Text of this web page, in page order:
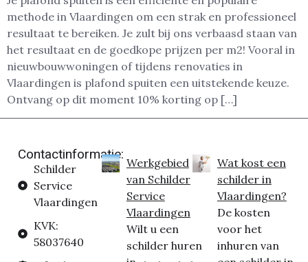
methode in Vlaardingen om een strak en professioneel
resultaat te bereiken. Je zult bij ons verbaasd staan van
het resultaat en de goedkope prijzen per m2! Vooral in
nieuwbouwwoningen of tijdens renovaties in
Vlaardingen is plafond spuiten een uitstekende keuze.
Ontvang op dit moment 10% korting op […]
Contactinformatie:
Schilder
Service
Vlaardingen
KVK:
58037640
Werkgebied
van Schilder
Service
Vlaardingen
Wilt u een
schilder huren
Wat kost een
schilder in
Vlaardingen?
De kosten
voor het
inhuren van